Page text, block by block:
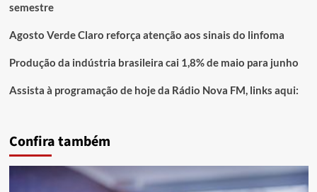
semestre
Agosto Verde Claro reforça atenção aos sinais do linfoma
Produção da indústria brasileira cai 1,8% de maio para junho
Assista à programação de hoje da Rádio Nova FM, links aqui:
Confira também